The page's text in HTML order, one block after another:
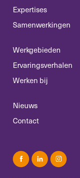
Expertises
Samenwerkingen
Werkgebieden
Ervaringsverhalen
Werken bij
Nieuws
Contact